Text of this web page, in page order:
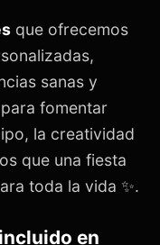
que ofrecemos
sanas y
fomentar
la creatividad
que una fiesta
toda la vida ✨.
en